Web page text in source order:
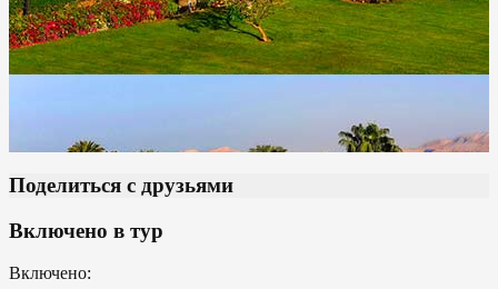
Поделиться с друзьями
Включено в тур
Включено: